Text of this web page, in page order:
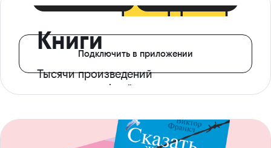
Книги
Тысячи произведений
с доступом офлайн
Подключить в приложении